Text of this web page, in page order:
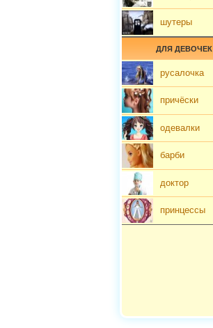
шутеры
ДЛЯ ДЕВОЧЕК
русалочка
причёски
одевалки
барби
доктор
принцессы